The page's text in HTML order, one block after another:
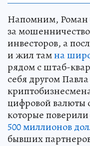
Напомним, Роман
за
инвесторов, а
и жил тамна
рядом с штаб-
себя другом
цифровой валюты
которые
500 миллионов
бывших